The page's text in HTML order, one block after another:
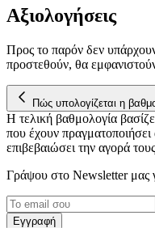
Αξιολογήσεις
Προς το παρόν δεν
προστεθούν, θα
Πώς υπολογίζεται η
Η τελική βαθμολογία
που έχουν
επιβεβαιώσει την αγορά
Γράψου στο Νewsletter μας
Εγγραφή